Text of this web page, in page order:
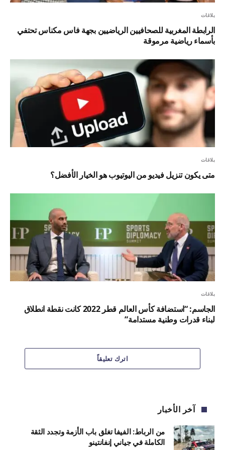
بلاغات
الرابطة المغربية للصحافيين الرياضيين بجهة فاس مكناس تحتفي
بأسماء رياضية مرموقة
بلاغات
متى يكون تنزيل فيديو من اليوتيوب هو الخيار الأفضل؟
بلاغات
الجاسم: “استضافة كأس العالم قطر 2022 كانت نقطة انطلاق
لبناء قدرات وطنية مستدامة”
اترك تعليقاً
آخر الأخبار
من الرباط: الفيفا تغلق باب الأزمة وتجدد الثقة
الكاملة في جياني إنفانتينو